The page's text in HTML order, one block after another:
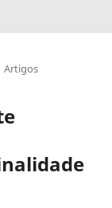
Artigos